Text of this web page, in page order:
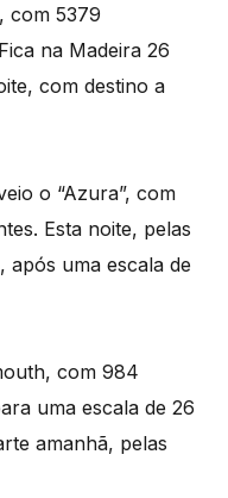
com 5379
na Madeira 26
com destino a
o “Azura”, com
Esta noite, pelas
após uma escala de
com 984
uma escala de 26
amanhã, pelas